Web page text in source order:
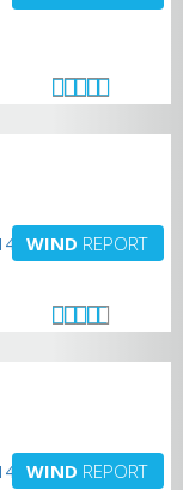
WIND REPORT
WIND REPORT